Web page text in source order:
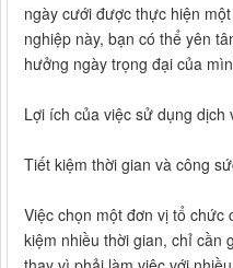
ngày cưới được thực hiện
nghiệp này, bạn có thể yên
hưởng ngày trọng đại của
Lợi ích của việc sử dụng dịch
Tiết kiệm thời gian và công
Việc chọn một đơn vị tổ chức
kiệm nhiều thời gian, chỉ cần